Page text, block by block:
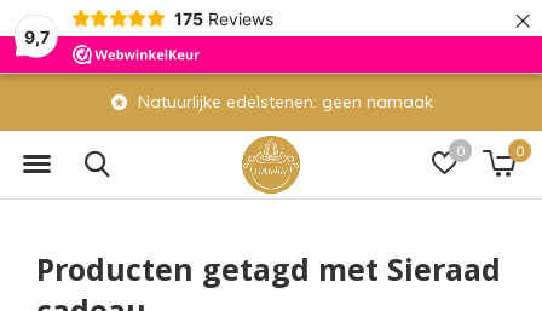
9,7
175 Reviews ×
0 0
Natuurlijke edelstenen: geen namaak
Producten getagd met Sieraad